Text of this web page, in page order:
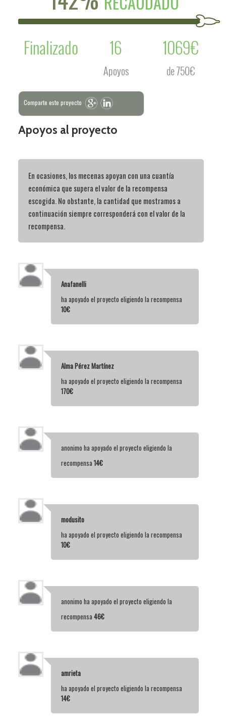
Finalizado
16
Apoyos
1069€
de 750€
Comparte este proyecto
Apoyos al proyecto
En ocasiones, los mecenas apoyan con una cuantía
económica que supera el valor de la recompensa
escogida. No obstante, la cantidad que mostramos a
continuación siempre corresponderá con el valor de la
recompensa.
Anafanelli
ha apoyado el proyecto eligiendo la recompensa
10€
Alma Pérez Martínez
ha apoyado el proyecto eligiendo la recompensa
170€
anonimo ha apoyado el proyecto eligiendo la
recompensa 14€
modusito
ha apoyado el proyecto eligiendo la recompensa
10€
anonimo ha apoyado el proyecto eligiendo la
recompensa 46€
amrieta
ha apoyado el proyecto eligiendo la recompensa
14€